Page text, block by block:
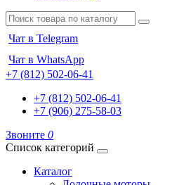
Чат в Telegram
Чат в WhatsApp
+7 (812) 502-06-41
+7 (812) 502-06-41
+7 (906) 275-58-03
Звоните 0
Список категорий
Каталог